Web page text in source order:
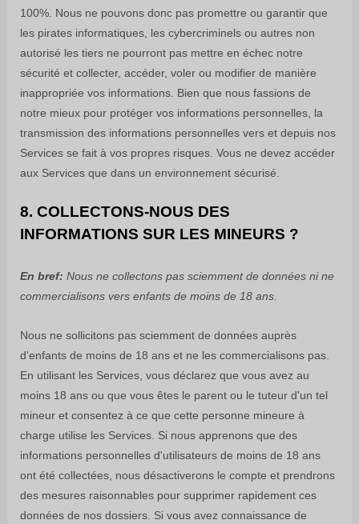
100%. Nous ne pouvons donc pas promettre ou garantir que
les pirates informatiques, les cybercriminels ou autres non
autorisé les tiers ne pourront pas mettre en échec notre
sécurité et collecter, accéder, voler ou modifier de manière
inappropriée vos informations. Bien que nous fassions de
notre mieux pour protéger vos informations personnelles, la
transmission des informations personnelles vers et depuis nos
Services se fait à vos propres risques. Vous ne devez accéder
aux Services que dans un environnement sécurisé.
8. COLLECTONS-NOUS DES
INFORMATIONS SUR LES MINEURS ?
En bref: Nous ne collectons pas sciemment de données ni ne
commercialisons versenfants de moins de 18 ans
Nous ne sollicitons pas sciemment de données auprès
d'enfants de moins de 18 ans et ne les commercialisons pas.
En utilisant les Services, vous déclarez que vous avez au
moins 18 ans ou que vous êtes le parent ou le tuteur d'un tel
mineur et consentez à ce que cette personne mineure à
charge utilise les Services. Si nous apprenons que des
informations personnelles d'utilisateurs de moins de 18 ans
ont été collectées, nous désactiverons le compte et prendrons
des mesures raisonnables pour supprimer rapidement ces
données de nos dossiers. Si vous avez connaissance de